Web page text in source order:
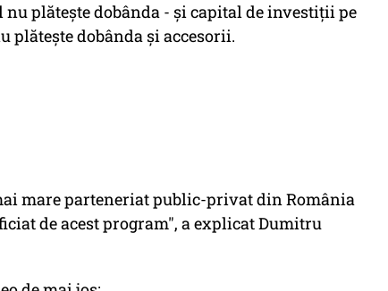
plăteşte dobânda - şi capital de investiţii pe
plăteşte dobânda şi accesorii.
mare parteneriat public-privat din România
de acest program", a explicat Dumitru